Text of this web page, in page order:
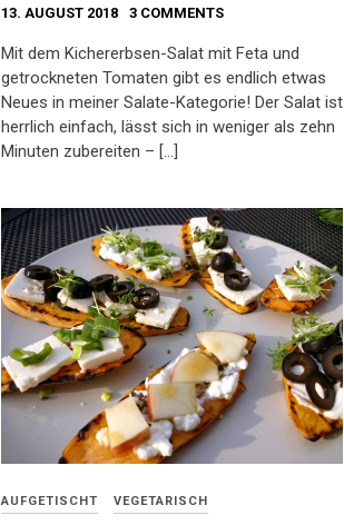
13. AUGUST 2018 3 COMMENTS
Mit dem Kichererbsen-Salat mit Feta und
getrockneten Tomaten gibt es endlich etwas
Neues in meiner Salate-Kategorie! Der Salat ist
herrlich einfach, lässt sich in weniger als zehn
Minuten zubereiten – […]
AUFGETISCHT VEGETARISCH